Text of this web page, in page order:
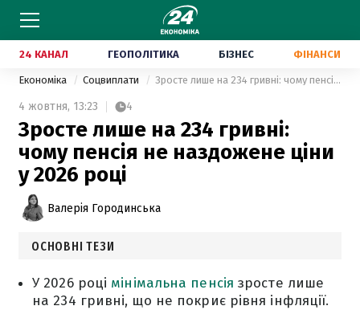
24 КАНАЛ ГЕОПОЛІТИКА БІЗНЕС ФІНАНСИ
Економіка Соцвиплати Зросте лише на 234 гривні: чому пенсія не наздожене ціни у 2026 році
4 жовтня, 13:23 4
Зросте лише на 234 гривні:
чому пенсія не наздожене ціни
у 2026 році
Валерія Городинська
ОСНОВНІ ТЕЗИ
У 2026 році мінімальна пенсіязросте лише
на 234 гривні, що не покриє рівня інфляції.